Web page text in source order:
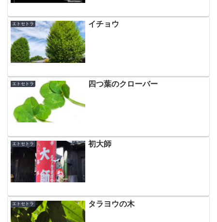
エトセトラ イチョウ
エトセトラ 四つ葉のクローバー
エトセトラ 初大師
エトセトラ タラヨウの木